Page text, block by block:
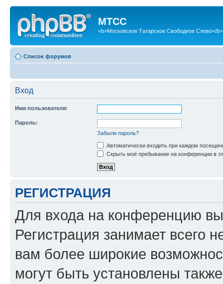
МТСС
<b>Московское Татарское Свободное Слово</b>
Список форумов
Вход
Имя пользователя:
Пароль:
Забыли пароль?
Автоматически входить при каждом
Скрыть моё пребывание на конференции в
РЕГИСТРАЦИЯ
Для входа на конференцию
Регистрация занимает всего
вам более широкие
могут быть установлены